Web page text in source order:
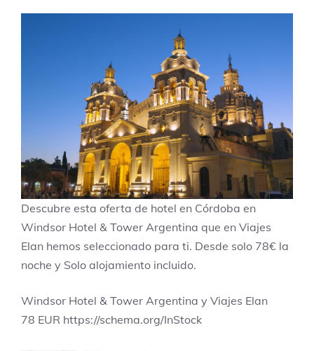
Descubre esta oferta de hotel en Córdoba en
Windsor Hotel & Tower Argentina que en Viajes
Elan hemos seleccionado para ti. Desde solo 78€ la
noche y Solo alojamiento incluido.
Windsor Hotel & Tower Argentina y Viajes Elan
78 EUR https://schema.org/InStock